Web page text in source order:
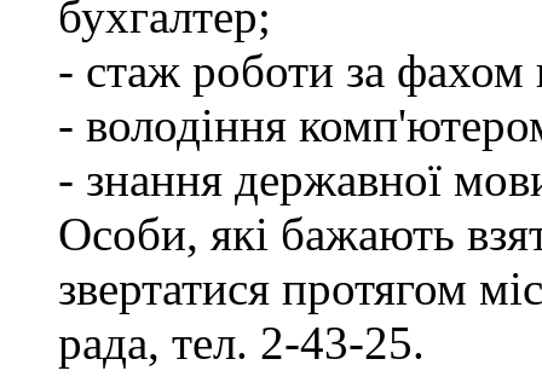
бухгалтер;
- стаж роботи за
- володіння
- знання державної
Особи, які бажають
звертатися протягом
рада, тел. 2-43-25.